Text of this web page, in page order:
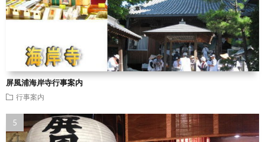
屏風浦海岸寺行事案内
行事案内